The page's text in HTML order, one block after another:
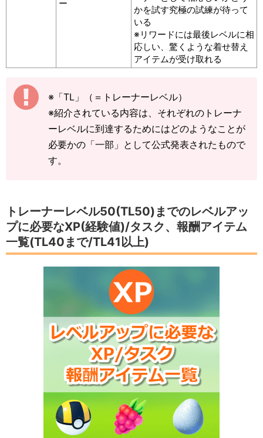
ー
かを試す究極の試練が待って
いる
※リワードには最後レベルに相
応しい、驚くような着せ替え
アイテムが受け取れる
※「TL」（＝トレーナーレベル）
※紹介されている内容は、それぞれのトレーナ
ーレベルに到達するためにはどのようなことが
必要かの「一部」として公式発表されたもので
す。
トレーナーレベル50(TL50)までのレベルアッ
プに必要なXP(経験値)/タスク、報酬アイテム
一覧(TL40まで/TL41以上)